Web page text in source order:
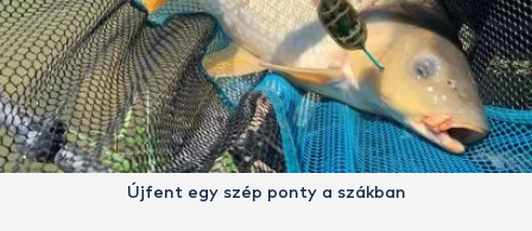
Újfent egy szép ponty a szákban